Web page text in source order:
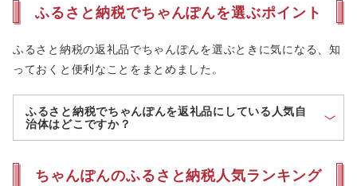
ふるさと納税でちゃんぽんを選ぶポイント
ふるさと納税の返礼品でちゃんぽんを選ぶときに気になる、知
っておくと便利なことをまとめました。
ふるさと納税でちゃんぽんを返礼品にしている人気自
治体はどこですか？
ちゃんぽんのふるさと納税人気ランキング